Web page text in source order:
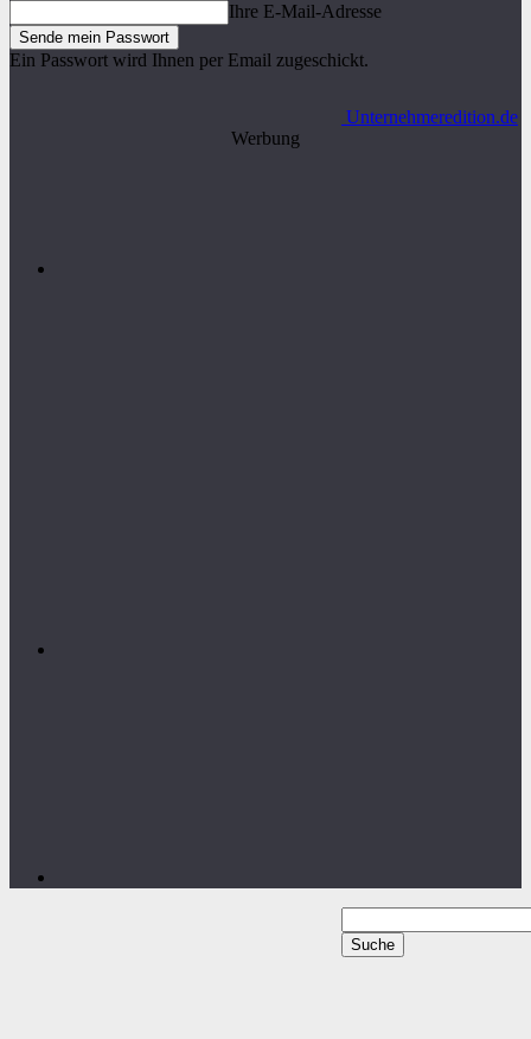
Ihre E-Mail-Adresse
Ein Passwort wird Ihnen per Email zugeschickt.
Unternehmeredition.de
Werbung